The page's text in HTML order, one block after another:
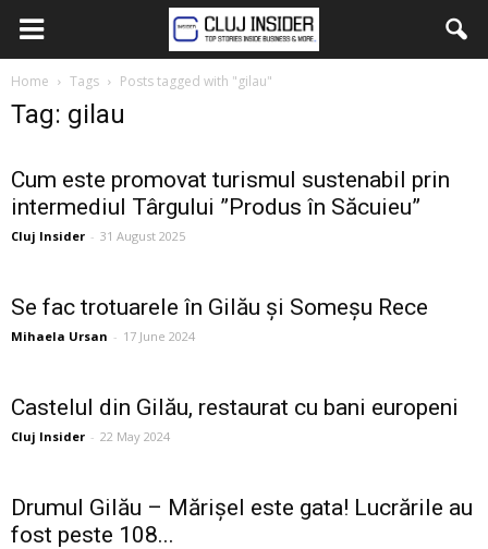
Home Tags Posts tagged with "gilau"
Tag: gilau
Cum este promovat turismul sustenabil prin
intermediul Târgului ”Produs în Săcuieu”
Cluj Insider - 31 August 2025
Se fac trotuarele în Gilău și Someșu Rece
Mihaela Ursan - 17 June 2024
Castelul din Gilău, restaurat cu bani europeni
Cluj Insider - 22 May 2024
Drumul Gilău – Mărișel este gata! Lucrările au
fost peste 108...